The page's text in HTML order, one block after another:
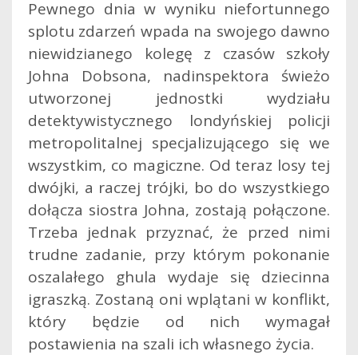
Pewnego dnia w wyniku niefortunnego
splotu zdarzeń wpada na swojego dawno
niewidzianego kolegę z czasów szkoły
Johna Dobsona, nadinspektora świeżo
utworzonej jednostki wydziału
detektywistycznego londyńskiej policji
metropolitalnej specjalizującego się we
wszystkim, co magiczne. Od teraz losy tej
dwójki, a raczej trójki, bo do wszystkiego
dołącza siostra Johna, zostają połączone.
Trzeba jednak przyznać, że przed nimi
trudne zadanie, przy którym pokonanie
oszalałego ghula wydaje się dziecinna
igraszką. Zostaną oni wplątani w konflikt,
który będzie od nich wymagał
postawienia na szali ich własnego życia.